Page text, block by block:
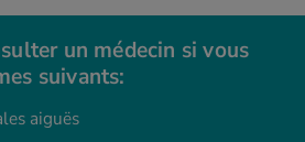
un médecin si vous
suivants:
aiguës